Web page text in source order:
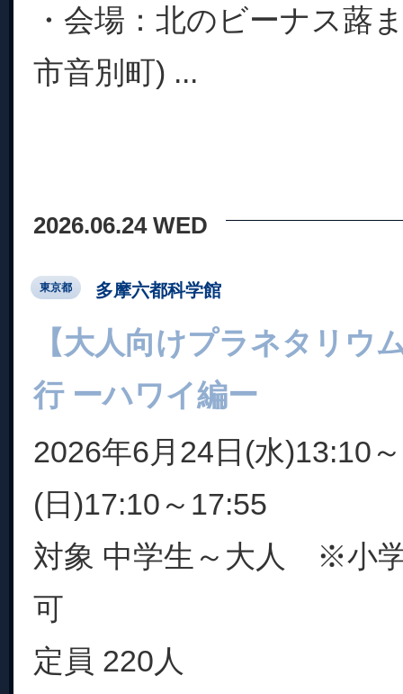
・会場：北のビーナス蕗
市音別町) ...
2026.06.24 WED
東京都 多摩六都科学館
【大人向けプラネタリウ
行 ーハワイ編ー
2026年6月24日(水)13:10
(日)17:10～17:55
対象 中学生～大人 ※小
可
定員 220人